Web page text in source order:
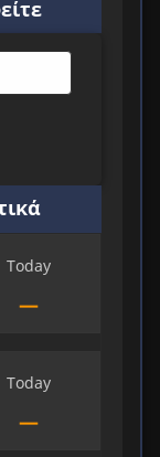
Today
—
Today
—